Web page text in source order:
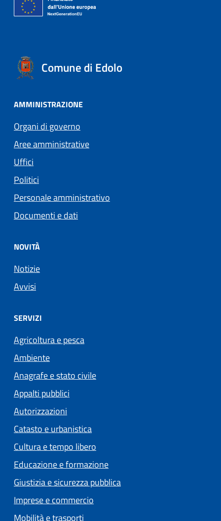
Comune di Edolo
AMMINISTRAZIONE
Organi di governo
Aree amministrative
Uffici
Politici
Personale amministrativo
Documenti e dati
NOVITÀ
Notizie
Avvisi
SERVIZI
Agricoltura e pesca
Ambiente
Anagrafe e stato civile
Appalti pubblici
Autorizzazioni
Catasto e urbanistica
Cultura e tempo libero
Educazione e formazione
Giustizia e sicurezza pubblica
Imprese e commercio
Mobilità e trasporti